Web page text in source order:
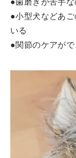
●歯磨きが苦手
●小型犬などあ
いる
●関節のケアが